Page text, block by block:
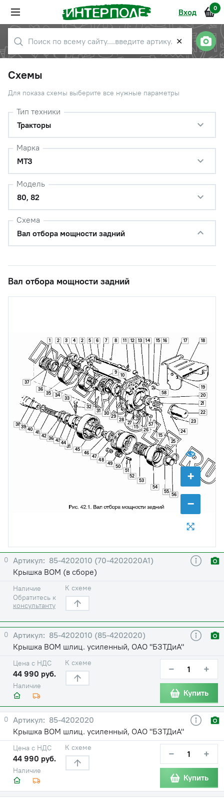
Вход 0
✕
Схемы
Для показа схемы выберите все нужные параметры
Тип техники
Тракторы
Марка
МТЗ
Модель
80, 82
Схема
Вал отбора мощности задний
Вал отбора мощности задний
+
−
1 2 2
3 4 5 6 7 8
9 10
11 12 13 14 15
15
15
16 17 18
19
20
21
22
23
24
25
26
27
28
29
30
31
31
32
33
34
35
36
36
37
3839 40 41
42
4344
45
46
47
48
49 50
51
52
53
54
55 56
57
58
0
85-4202010 (70-4202020А1)
Крышка ВОМ (в сборе)
Наличие
Обратитесь к
консультанту
К схеме
0
85-4202010 (85-4202020)
Крышка ВОМ шлиц. усиленный, ОАО "БЗТДиА"
Наличие
Цена с НДС
44 990 руб.
К схеме − +
Купить
0
85-4202020
Крышка ВОМ шлиц. усиленный, ОАО "БЗТДиА"
Наличие
Цена с НДС
44 990 руб.
К схеме − +
Купить